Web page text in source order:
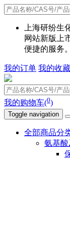
上海研纷生
网站新版上
便捷的服务。
我的订单 我的收藏
我的购物车(0)
Toggle navigation
全部商品分
氨基